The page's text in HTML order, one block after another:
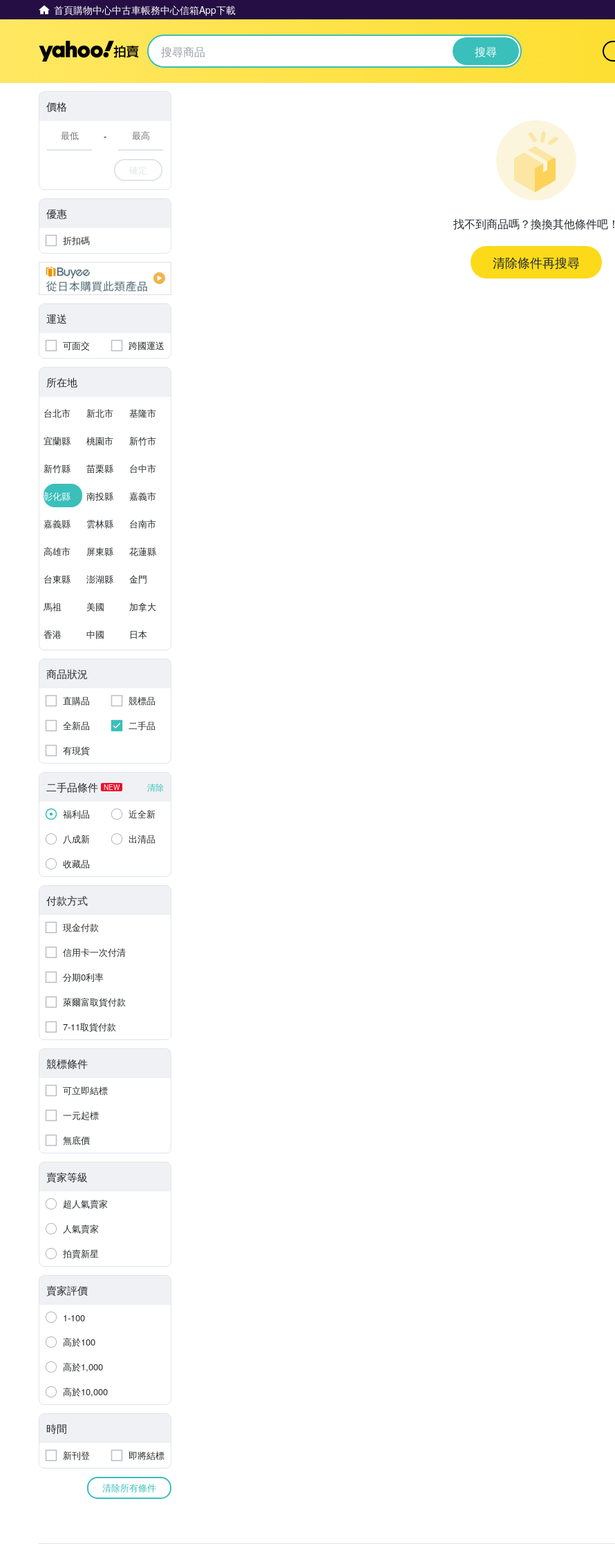
首頁購物中心中古車帳務中心信箱App下載
Yahoo拍賣 搜尋
價格
-
確定
優惠
折扣碼
運送
可面交 跨國運送
所在地
台北市 新北市 基隆市
宜蘭縣 桃園市 新竹市
新竹縣 苗栗縣 台中市
彰化縣 南投縣 嘉義市
嘉義縣 雲林縣 台南市
高雄市 屏東縣 花蓮縣
台東縣 澎湖縣 金門
馬祖 美國 加拿大
香港 中國 日本
商品狀況
直購品
競標品
全新品
二手品
有現貨
二手品條件 NEW 清除
福利品
近全新
八成新
出清品
收藏品
付款方式
現金付款
信用卡一次付清
分期0利率
萊爾富取貨付款
7-11取貨付款
競標條件
可立即結標
一元起標
無底價
賣家等級
超人氣賣家
人氣賣家
拍賣新星
賣家評價
1-100
高於100
高於1,000
高於10,000
時間
新刊登 即將結標
清除所有條件
找不到商品嗎？換換其他條件吧！
清除條件再搜尋